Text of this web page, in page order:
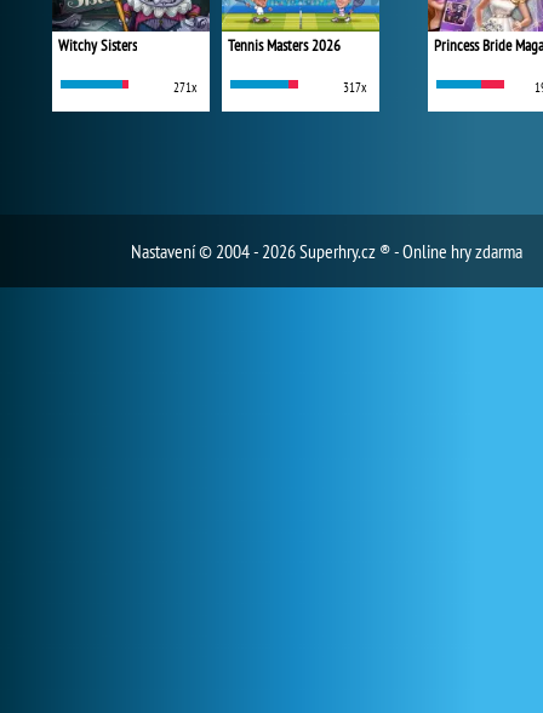
Witchy Sisters
271x
Tennis Masters 2026
317x
Princess Bride
Nastavení© 2004 - 2026 Superhry.cz ® - Online hry zdarma